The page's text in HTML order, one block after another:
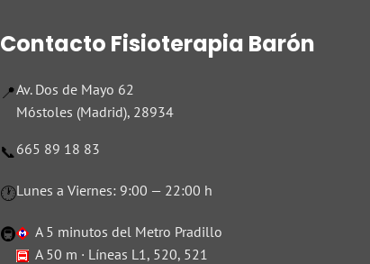
Contacto Fisioterapia Barón
📍Av. Dos de Mayo 62
Móstoles (Madrid), 28934
📞665 89 18 83
🕐Lunes a Viernes: 9:00 — 22:00 h
🚇
A 5 minutos del Metro Pradillo
A 50 m · Líneas L1, 520, 521